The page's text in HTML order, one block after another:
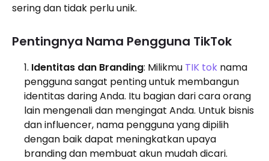
sering dan tidak perlu unik.
Pentingnya Nama Pengguna TikTok
Identitas dan Branding: Milikmu TIK tok nama
pengguna sangat penting untuk membangun
identitas daring Anda. Itu bagian dari cara orang
lain mengenali dan mengingat Anda. Untuk bisnis
dan influencer, nama pengguna yang dipilih
dengan baik dapat meningkatkan upaya
branding dan membuat akun mudah dicari.